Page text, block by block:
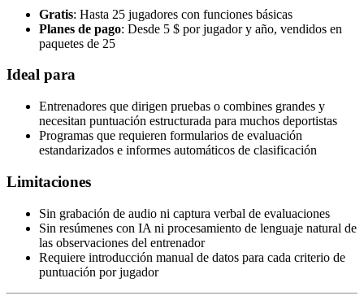
Gratis: Hasta 25 jugadores con funciones básicas
Planes de pago: Desde 5 $ por jugador y año, vendidos en
paquetes de 25
Ideal para
Entrenadores que dirigen pruebas o combines grandes y
necesitan puntuación estructurada para muchos deportistas
Programas que requieren formularios de evaluación
estandarizados e informes automáticos de clasificación
Limitaciones
Sin grabación de audio ni captura verbal de evaluaciones
Sin resúmenes con IA ni procesamiento de lenguaje natural de
las observaciones del entrenador
Requiere introducción manual de datos para cada criterio de
puntuación por jugador